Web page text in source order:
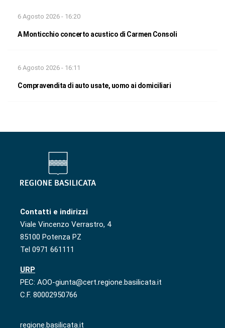
6 Agosto 2026 - 16:20
A Monticchio concerto acustico di Carmen Consoli
6 Agosto 2026 - 16:11
Compravendita di auto usate, uomo ai domiciliari
Contatti e indirizzi
Viale Vincenzo Verrastro, 4
85100 Potenza PZ
Tel 0971 661111
URP
PEC: AOO-giunta@cert.regione.basilicata.it
C.F. 80002950766
regione.basilicata.it